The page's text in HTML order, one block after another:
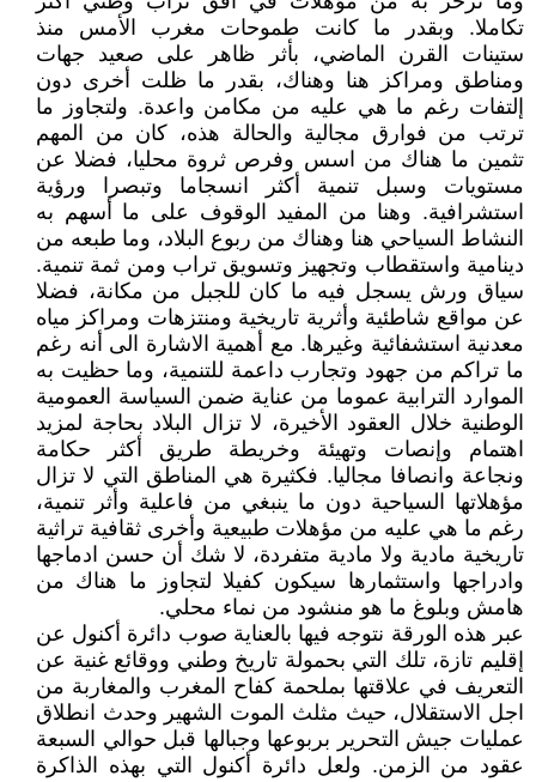
تكاملا. وبقدر ما كانت طموحات مغرب الأمس منذ
ستينات القرن الماضي، بأثر ظاهر على صعيد جهات
ومناطق ومراكز هنا وهناك، بقدر ما ظلت أخرى دون
إلتفات رغم ما هي عليه من مكامن واعدة. ولتجاوز ما
ترتب من فوارق مجالية والحالة هذه، كان من المهم
تثمين ما هناك من اسس وفرص ثروة محليا، فضلا عن
مستويات وسبل تنمية أكثر انسجاما وتبصرا ورؤية
استشرافية. وهنا من المفيد الوقوف على ما أسهم به
النشاط السياحي هنا وهناك من ربوع البلاد، وما طبعه من
دينامية واستقطاب وتجهيز وتسويق تراب ومن ثمة تنمية.
سياق ورش يسجل فيه ما كان للجبل من مكانة، فضلا
عن مواقع شاطئية وأثرية تاريخية ومنتزهات ومراكز مياه
معدنية استشفائية وغيرها. مع أهمية الاشارة الى أنه رغم
ما تراكم من جهود وتجارب داعمة للتنمية، وما حظيت به
الموارد الترابية عموما من عناية ضمن السياسة العمومية
الوطنية خلال العقود الأخيرة، لا تزال البلاد بحاجة لمزيد
اهتمام وإنصات وتهيئة وخريطة طريق أكثر حكامة
ونجاعة وانصافا مجاليا. فكثيرة هي المناطق التي لا تزال
مؤهلاتها السياحية دون ما ينبغي من فاعلية وأثر تنمية،
رغم ما هي عليه من مؤهلات طبيعية وأخرى ثقافية تراثية
تاريخية مادية ولا مادية متفردة، لا شك أن حسن ادماجها
وادراجها واستثمارها سيكون كفيلا لتجاوز ما هناك من
هامش وبلوغ ما هو منشود من نماء محلي.
عبر هذه الورقة نتوجه فيها بالعناية صوب دائرة أكنول عن
إقليم تازة، تلك التي بحمولة تاريخ وطني ووقائع غنية عن
التعريف في علاقتها بملحمة كفاح المغرب والمغاربة من
اجل الاستقلال، حيث مثلث الموت الشهير وحدث انطلاق
عمليات جيش التحرير بربوعها وجبالها قبل حوالي السبعة
عقود من الزمن. ولعل دائرة أكنول التي بهذه الذاكرة